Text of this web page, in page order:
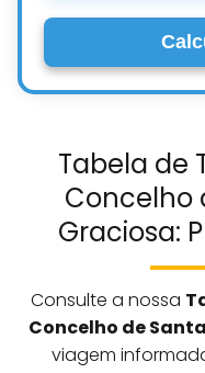
Tabela de
Concelho
Graciosa:
Consulte a nossa
Concelho de
viagem